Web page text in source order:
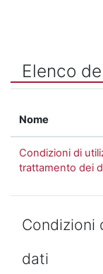
Elenco
Nome
Condizioni di
trattamento dei
Condizioni
dati